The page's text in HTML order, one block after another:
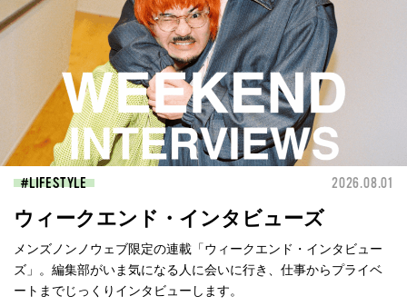
LIFESTYLE 2026.08.01
ウィークエンド・インタビューズ
メンズノンノウェブ限定の連載「ウィークエンド・インタビュー
ズ」。編集部がいま気になる人に会いに行き、仕事からプライベ
ートまでじっくりインタビューします。